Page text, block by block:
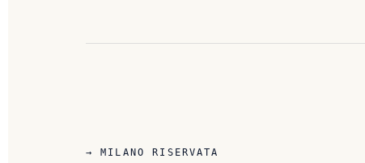
→ MILANO RISERVATA